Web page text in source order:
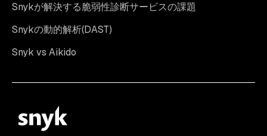
Snykが解決する脆弱性診断サービスの課題
Snykの動的解析(DAST)
Snyk vs Aikido